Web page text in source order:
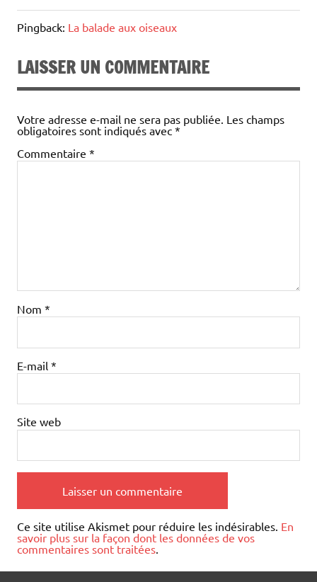
Pingback: La balade aux oiseaux
LAISSER UN COMMENTAIRE
Votre adresse e-mail ne sera pas publiée. Les champs
obligatoires sont indiqués avec *
Commentaire *
Nom *
E-mail *
Site web
Ce site utilise Akismet pour réduire les indésirables. En
savoir plus sur la façon dont les données de vos
commentaires sont traitées